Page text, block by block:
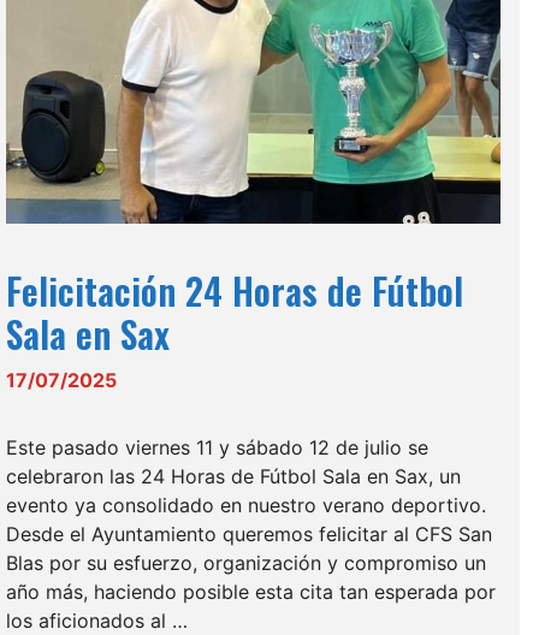
Felicitación 24 Horas de Fútbol
Sala en Sax
17/07/2025
Este pasado viernes 11 y sábado 12 de julio se
celebraron las 24 Horas de Fútbol Sala en Sax, un
evento ya consolidado en nuestro verano deportivo.
Desde el Ayuntamiento queremos felicitar al CFS San
Blas por su esfuerzo, organización y compromiso un
año más, haciendo posible esta cita tan esperada por
los aficionados al …